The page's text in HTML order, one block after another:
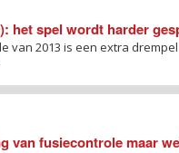
het spel wordt harder
van 2013 is een extra
van fusiecontrole maar